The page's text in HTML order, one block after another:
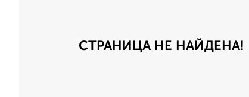
СТРАНИЦА НЕ НАЙДЕНА!